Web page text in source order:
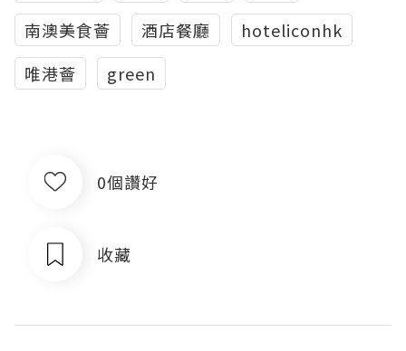
南澳美食薈
酒店餐廳
hoteliconhk
唯港薈
green
0個讚好
收藏